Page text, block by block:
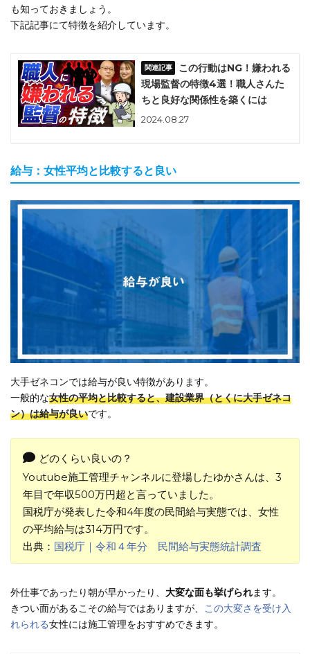
も知っておきましょう。
下記記事にて特徴を紹介しています。
この行動はNG！嫌われる
現場監督の特徴4選！職人さんた
ちと良好な関係性を築くには
2024.08.27
給与：女性平均と比較すると良い
大手ゼネコンでは給与が良い特徴があります。
一般的な女性の平均と比較すると、建設業界（とくに大手ゼネコ
ン）は給与が良いです。
どのくらい良いの？
Youtube施工管理チャンネルに登場したゆかさんは、3
年目で年収500万円超と言っていました。
国税庁が発表した令和4年度の民間給与実態では、女性
の平均給与は314万円です。
出典： 国税庁｜令和４年分 民間給与実態統計調査
外仕事であったり朝が早かったり、 大変な面も挙げられます。
きつい面があるこその給与ではありますが、 この大変さを受け入
れられる女性には施工管理をおすすめできます。